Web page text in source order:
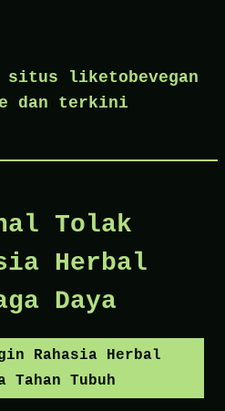
liketobevegan
dan terkini
Tolak
Herbal
Daya
Rahasia Herbal
Tahan Tubuh